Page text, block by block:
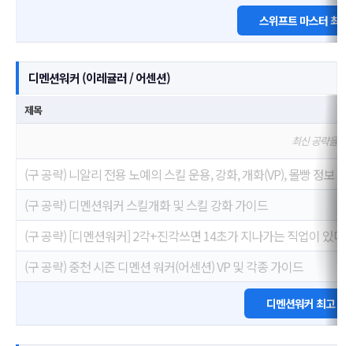
스위프트 마스터 최
디멘션워커 (이레귤러 / 어센션)
제목
최신 공략을 기
(구 공략) 니알리 전용 노예의 스킬 운용, 강화, 개화(VP), 몰빵 정보
(구 공략) 디멘션워커 스킬개화 및 스킬 강화 가이드
(구 공략) [디멘션워커] 2각+진각쓰면 14초가 지나가는 직업이 있다
(구 공략) 중천 시즌 디멘션 워커(어센션) VP 및 각종 가이드
디멘션워커 최고 명